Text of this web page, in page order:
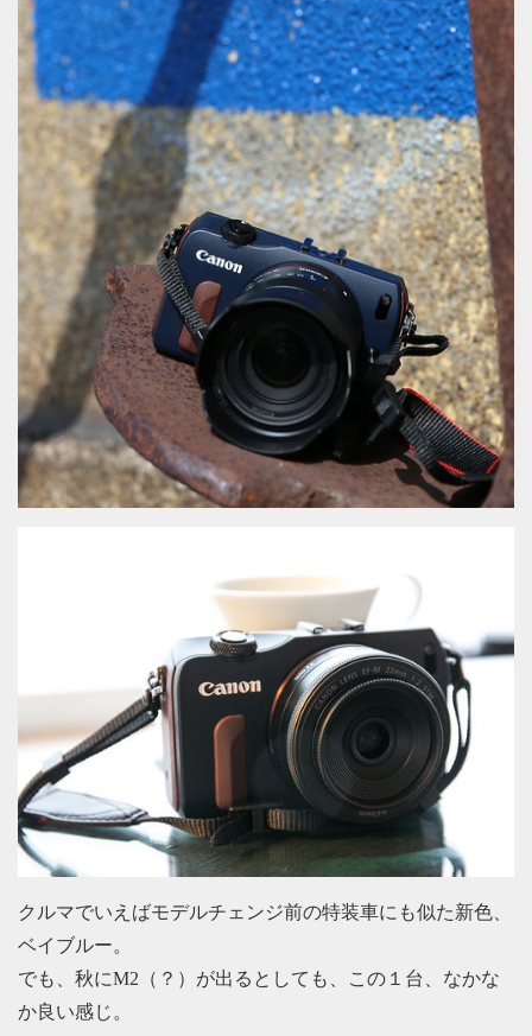
クルマでいえばモデルチェンジ前の特装車にも似た新色、
ベイブルー。
でも、秋にM2（？）が出るとしても、この１台、なかな
か良い感じ。